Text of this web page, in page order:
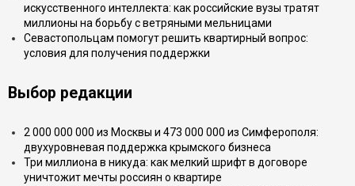
искусственного интеллекта: как российские вузы тратят
миллионы на борьбу с ветряными мельницами
Севастопольцам помогут решить квартирный вопрос:
условия для получения поддержки
Выбор редакции
2 000 000 000 из Москвы и 473 000 000 из Симферополя:
двухуровневая поддержка крымского бизнеса
Три миллиона в никуда: как мелкий шрифт в договоре
уничтожит мечты россиян о квартире